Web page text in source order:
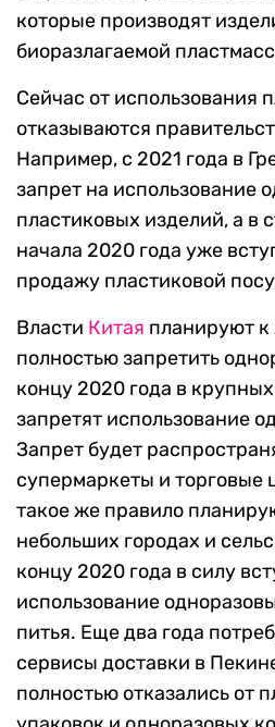
которые производят
биоразлагаемой
Сейчас от использования
отказываются
Например, с 2021 года в
запрет на использование
пластиковых изделий, а в
начала 2020 года уже
продажу пластиковой
Власти Китая планируют к
полностью запретить
концу 2020 года в
запретят использование
Запрет будет
супермаркеты и торговые
такое же правило
небольших городах и
концу 2020 года в силу
использование
питья. Еще два года
сервисы доставки в
полностью отказались от